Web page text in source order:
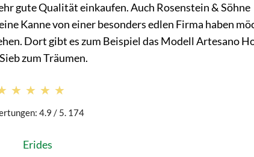
gute Qualität einkaufen. Auch Rosenstein & Söhne
Kanne von einer besonders edlen Firma haben
Dort gibt es zum Beispiel das Modell Artesano
zum Träumen.
4.9 / 5. 174